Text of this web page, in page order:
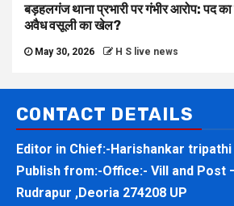
बड़हलगंज थाना प्रभारी पर गंभीर आरोप: पद
अवैध वसूली का खेल?
May 30, 2026 H S live news
CONTACT DETAILS
Editor in Chief:-Harishankar tripathi
Publish from:-Office:- Vill and Post
Rudrapur ,Deoria 274208 UP